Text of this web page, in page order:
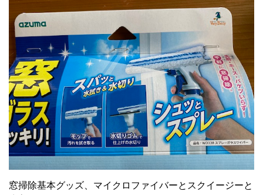
窓掃除基本グッズ、マイクロファイバーとスクイージーと